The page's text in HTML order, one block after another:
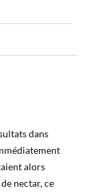
dans
alors
nectar, ce